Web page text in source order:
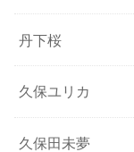
丹下桜
久保ユリカ
久保田未夢